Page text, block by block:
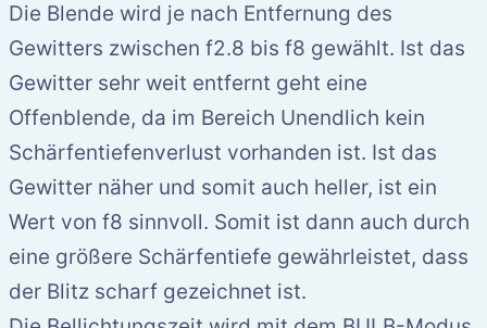
Die Blende wird je nach Entfernung des
Gewitters zwischen f2.8 bis f8 gewählt. Ist das
Gewitter sehr weit entfernt geht eine
Offenblende, da im Bereich Unendlich kein
Schärfentiefenverlust vorhanden ist. Ist das
Gewitter näher und somit auch heller, ist ein
Wert von f8 sinnvoll. Somit ist dann auch durch
eine größere Schärfentiefe gewährleistet, dass
der Blitz scharf gezeichnet ist.